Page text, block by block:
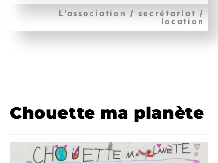
L’association / secrétariat /
location
Chouette ma planète